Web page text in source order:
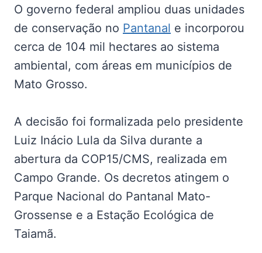
O governo federal ampliou duas unidades
de conservação no Pantanal e incorporou
cerca de 104 mil hectares ao sistema
ambiental, com áreas em municípios de
Mato Grosso.
A decisão foi formalizada pelo presidente
Luiz Inácio Lula da Silva durante a
abertura da COP15/CMS, realizada em
Campo Grande. Os decretos atingem o
Parque Nacional do Pantanal Mato-
Grossense e a Estação Ecológica de
Taiamã.